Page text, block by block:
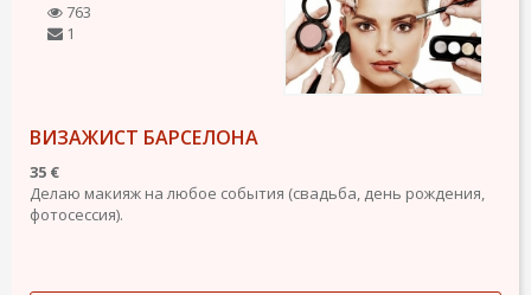
763
1
ВИЗАЖИСТ БАРСЕЛОНА
35 €
Делаю макияж на любое события (свадьба, день рождения,
фотосессия).